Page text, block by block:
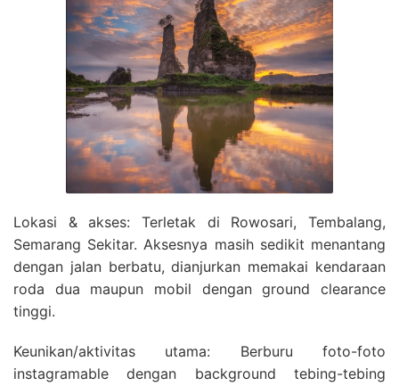
Lokasi & akses: Terletak di Rowosari, Tembalang,
Semarang Sekitar. Aksesnya masih sedikit menantang
dengan jalan berbatu, dianjurkan memakai kendaraan
roda dua maupun mobil dengan ground clearance
tinggi.
Keunikan/aktivitas utama: Berburu foto-foto
instagramable dengan background tebing-tebing